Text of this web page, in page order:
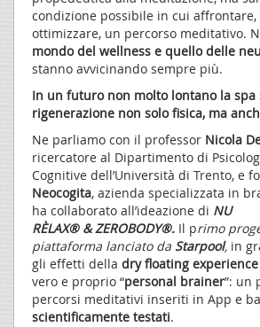
condizione possibile in cui affrontare,
ottimizzare, un percorso meditativo.
mondo del wellness e quello delle
stanno avvicinando sempre più.
In un futuro non molto lontano la spa
rigenerazione non solo fisica, ma
Ne parliamo con il professor Nicola
ricercatore al Dipartimento di
Cognitive dell’Università di Trento, e
Neocogita, azienda specializzata in
ha collaborato all’ideazione di NU
RÈLAX® & ZEROBODY®. Il primo
piattaforma lanciato da Starpool, in
gli effetti della dry floating experience
vero e proprio “personal brainer”: un
percorsi meditativi inseriti in App e
scientificamente testati.